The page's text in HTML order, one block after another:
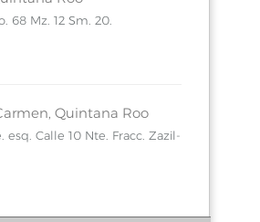
68 Mz. 12 Sm. 20.
Quintana Roo
esq. Calle 10 Nte. Fracc. Zazil-